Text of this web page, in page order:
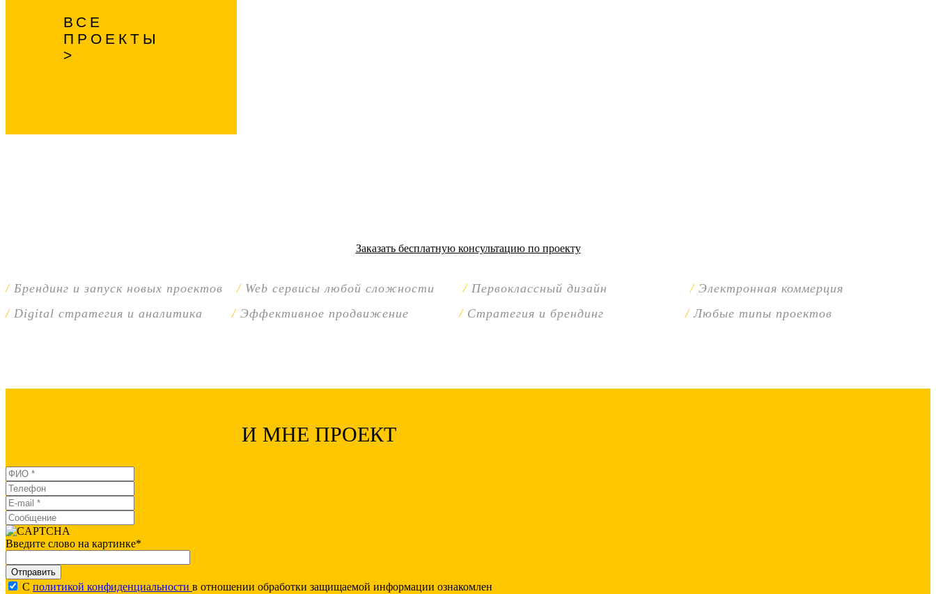
ВСЕ
ПРОЕКТЫ
Заказать бесплатную консультацию по проекту
Брендинг и запуск новых проектов Web сервисы любой сложности Первоклассный дизайн
Электронная коммерция
Digital стратегия и аналитика
Эффективное продвижение Стратегия и брендинг Любые типы проектов
И МНЕ ПРОЕКТ
Введите слово на картинке*
C политикой конфиденциальности в отношении обработки защищаемой информации ознакомлен